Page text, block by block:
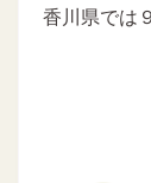
香川県では